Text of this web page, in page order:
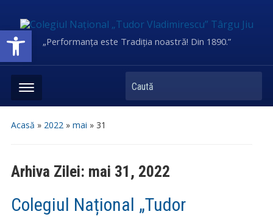
Deschide bara de unelte„Performanța este Tradiția noastră! Din 1890.”
Caută
Acasă » 2022» mai » 31
Arhiva Zilei: mai 31, 2022
Colegiul Național „Tudor